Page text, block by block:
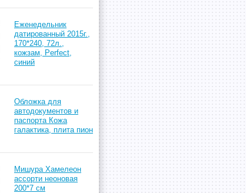
Еженедельник
датированный 2015г.,
170*240, 72л.,
кожзам, Perfect,
синий
Обложка для
автодокументов и
паспорта Кожа
галактика, плита пион
Мишура Хамелеон
ассорти неоновая
200*7 см